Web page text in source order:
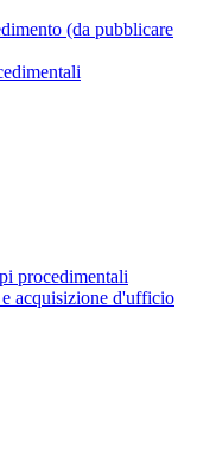
(da pubblicare
procedimentali
acquisizione d'ufficio